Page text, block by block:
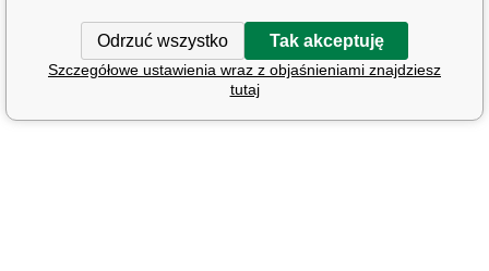
Odrzuć wszystko Tak akceptuję
Szczegółowe ustawienia wraz z objaśnieniami znajdziesz
tutaj